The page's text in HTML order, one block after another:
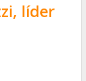
líder